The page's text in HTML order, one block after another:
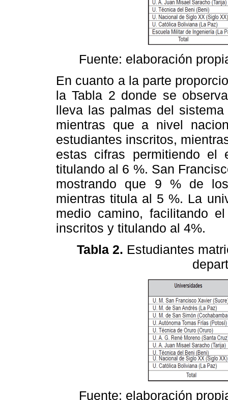
Fuente: elaboración
En cuanto a la parte
la Tabla 2 donde se
lleva las palmas del
mientras que a nivel
estudiantes inscritos,
estas cifras permitiendo
titulando al 6 %. San
mostrando que 9 % de
mientras titula al 5 %. La
medio camino, facilitando
inscritos y titulando al 4%.
Tabla 2. Estudiantes
Fuente: elaboración